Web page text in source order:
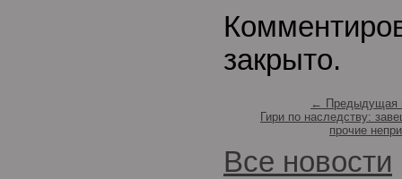
закрыто.
← Предыдущая
Гири по наследству:
прочие
Все новости